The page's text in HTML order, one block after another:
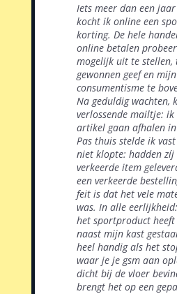
Iets meer dan een
kocht ik online een
korting. De hele
online betalen
mogelijk uit te stellen,
gewonnen geef en mijn
consumentisme te
Na geduldig wachten,
verlossende mailtje:
artikel gaan afhalen
Pas thuis stelde ik
niet klopte: hadden zíj
verkeerde item
een verkeerde
feit is dat het vele
was. In alle
het sportproduct
naast mijn kast
heel handig als het
waar je je gsm aan
dicht bij de vloer
brengt het op een